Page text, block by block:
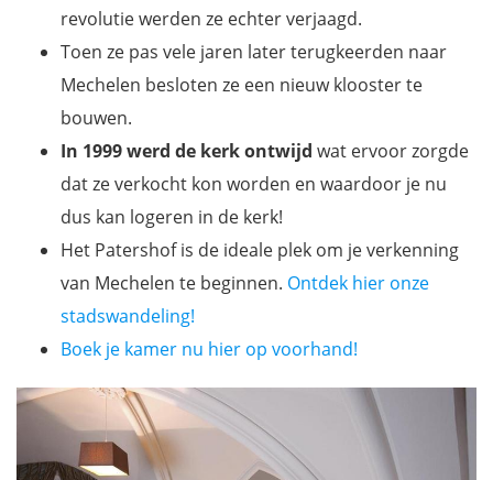
revolutie werden ze echter verjaagd.
Toen ze pas vele jaren later terugkeerden naar
Mechelen besloten ze een nieuw klooster te
bouwen.
In 1999 werd de kerk ontwijd wat ervoor zorgde
dat ze verkocht kon worden en waardoor je nu
dus kan logeren in de kerk!
Het Patershof is de ideale plek om je verkenning
van Mechelen te beginnen. Ontdek hier onze
stadswandeling!
Boek je kamer nu hier op voorhand!